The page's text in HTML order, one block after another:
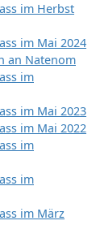
im Herbst
im Mai 2024
an Natenom
im
im Mai 2023
im Mai 2022
im
im
im März